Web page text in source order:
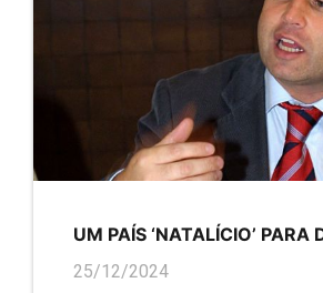
UM PAÍS ‘NATALÍCIO’ PARA
25/12/2024